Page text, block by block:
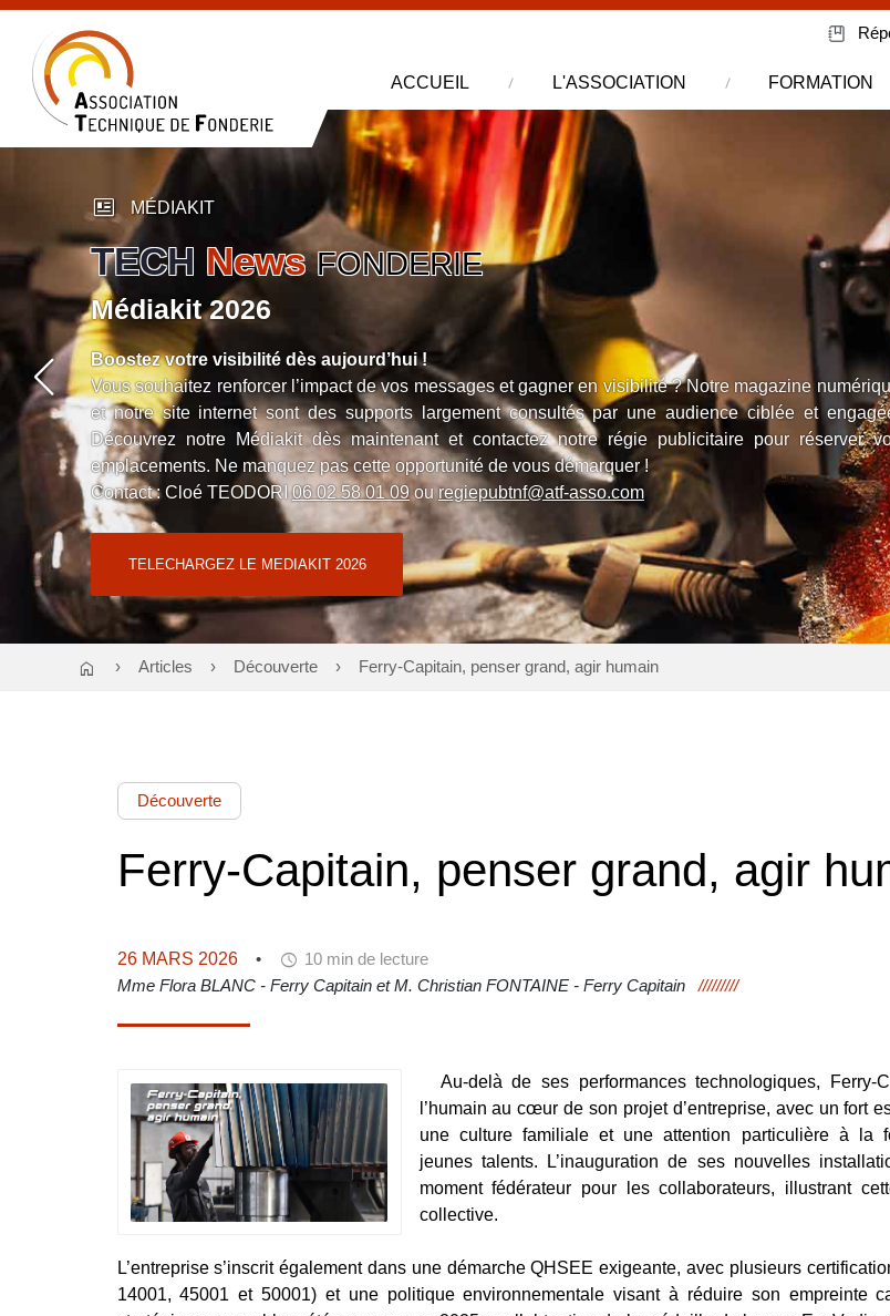
ACCUEIL L'ASSOCIATION FORMATION
TECH News FONDERIE
Médiakit 2026
newsmode MÉDIAKIT
Boostez votre visibilité dès aujourd’hui !
Vous souhaitez renforcer l’impact de vos messages et gagner en visibilité ? Notre magazine
et notre site internet sont des supports largement consultés par une audience ciblée et
Découvrez notre Médiakit dès maintenant et contactez notre régie publicitaire pour réserver
emplacements. Ne manquez pas cette opportunité de vous démarquer !
Contact : Cloé TEODORI06 02 58 01 09ou regiepubtnf@atf-asso.com
TELECHARGEZ LE MEDIAKIT 2026
home Articles Découverte Ferry-Capitain, penser grand, agir humain
Découverte
Ferry-Capitain, penser grand, agir
26 MARS 2026 schedule 10 min de lecture
Mme Flora BLANC - Ferry Capitain et M. Christian FONTAINE - Ferry Capitain
Au-delà de ses performances technologiques, Ferry-
l’humain au cœur de son projet d’entreprise, avec un fort
une culture familiale et une attention particulière à la
jeunes talents. L’inauguration de ses nouvelles
moment fédérateur pour les collaborateurs, illustrant
collective.
L’entreprise s’inscrit également dans une démarche QHSEE exigeante, avec plusieurs
14001, 45001 et 50001) et une politique environnementale visant à réduire son empreinte